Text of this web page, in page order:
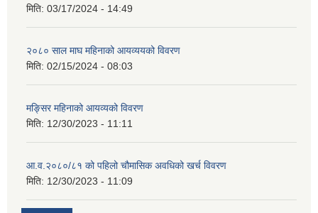
मिति: 03/17/2024 - 14:49
२०८० साल माघ महिनाको आयव्ययको विवरण
मिति: 02/15/2024 - 08:03
मङ्सिर महिनाको आयव्यको विवरण
मिति: 12/30/2023 - 11:11
आ.व.२०८०/८१ को पहिलो चौमासिक अवधिको खर्च विवरण
मिति: 12/30/2023 - 11:09